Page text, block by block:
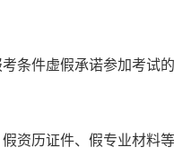
条件虚假承诺参加考试
资历证件、假专业材料